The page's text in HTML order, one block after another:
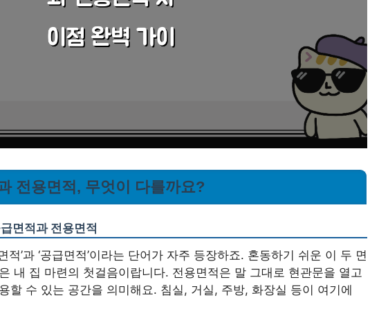
전용면적, 무엇이 다를까요?
면적과 전용면적
적’과 ‘공급면적’이라는 단어가 자주 등장하죠. 혼동하기 쉬운 이 두 면
내 집 마련의 첫걸음이랍니다. 전용면적은 말 그대로 현관문을 열고
할 수 있는 공간을 의미해요. 침실, 거실, 주방, 화장실 등이 여기에